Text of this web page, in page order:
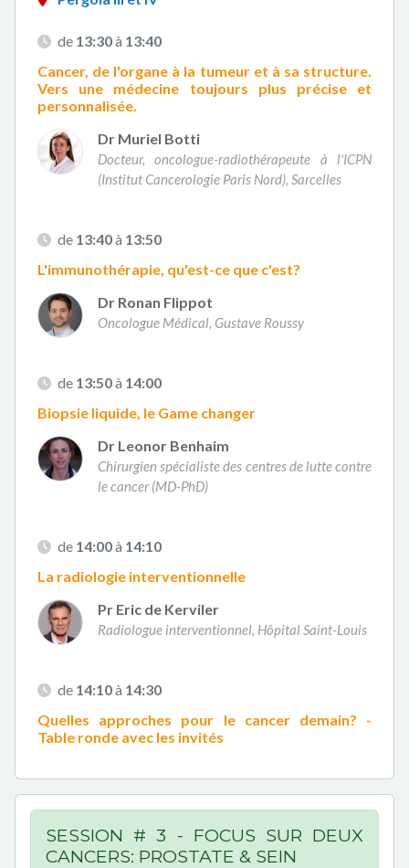
de 13:30à 13:40
Cancer, de l'organe à la tumeur et à sa structure.
Vers une médecine toujours plus précise et
personnalisée.
Dr Muriel Botti
Docteur, oncologue-radiothérapeute à l'ICPN
(Institut Cancerologie Paris Nord), Sarcelles
de 13:40à 13:50
L'immunothérapie, qu'est-ce que c'est?
Dr Ronan Flippot
Oncologue Médical, Gustave Roussy
de 13:50à 14:00
Biopsie liquide, le Game changer
Dr Leonor Benhaim
Chirurgien spécialiste des centres de lutte contre
le cancer (MD-PhD)
de 14:00à 14:10
La radiologie interventionnelle
Pr Eric de Kerviler
Radiologue interventionnel, Hôpital Saint-Louis
de 14:10à 14:30
Quelles approches pour le cancer demain? -
Table ronde avec les invités
SESSION # 3 - FOCUS SUR DEUX
CANCERS: PROSTATE & SEIN